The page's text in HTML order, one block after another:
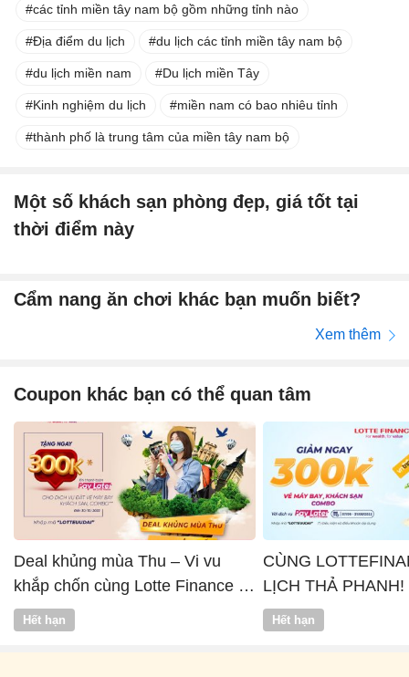
các tỉnh miền tây nam bộ gồm những tỉnh nào
Địa điểm du lịch du lịch các tỉnh miền tây nam bộ
du lịch miền nam Du lịch miền Tây
Kinh nghiệm du lịch miền nam có bao nhiêu tỉnh
thành phố là trung tâm của miền tây nam bộ
Một số khách sạn phòng đẹp, giá tốt tại
thời điểm này
Cẩm nang ăn chơi khác bạn muốn biết?
Xem thêm
Coupon khác bạn có thể quan tâm
Deal khủng mùa Thu – Vi vu
khắp chốn cùng Lotte Finance x
Vntrip
Hết hạn
CÙNG
LỊCH THẢ PHANH!
Hết hạn